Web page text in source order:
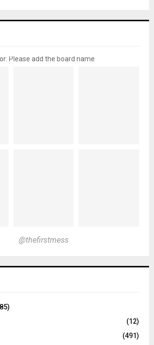
Please add the board name
@thefirstmess
(12)
(491)